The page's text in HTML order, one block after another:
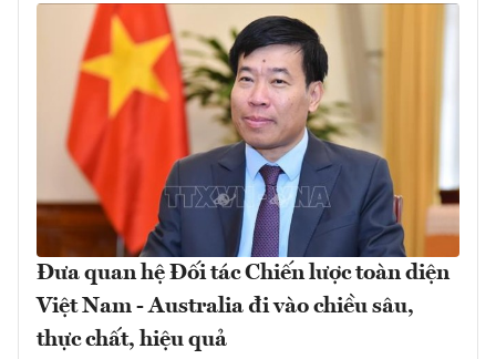
Đưa quan hệ Đối tác Chiến lược toàn diện
Việt Nam - Australia đi vào chiều sâu,
thực chất, hiệu quả